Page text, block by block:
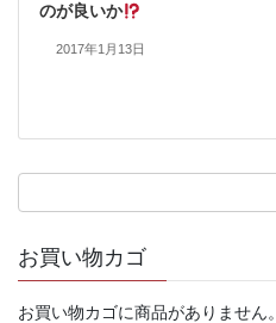
のが良いか
2017年1月13日
お買い物カゴ
お買い物カゴに商品がありません。